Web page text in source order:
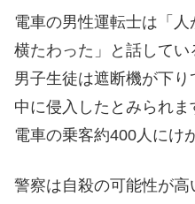
電車の男性運転士は「人
横たわった」と話してい
男子生徒は遮断機が下
中に侵入したとみられま
電車の乗客約400人にけ
警察は自殺の可能性が